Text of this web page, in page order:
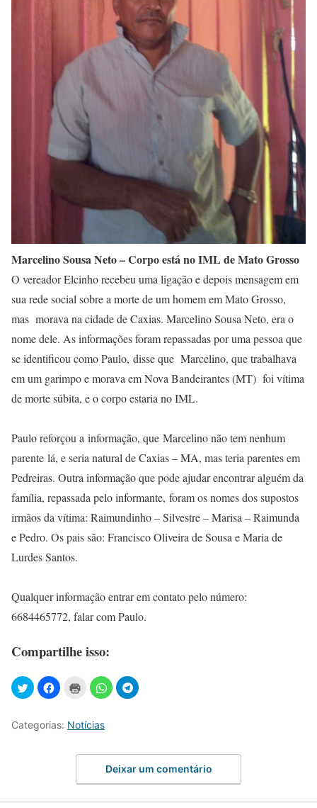
Marcelino Sousa Neto – Corpo está no IML de Mato Grosso
O vereador Elcinho recebeu uma ligação e depois mensagem em
sua rede social sobre a morte de um homem em Mato Grosso,
mas morava na cidade de Caxias. Marcelino Sousa Neto, era o
nome dele. As informações foram repassadas por uma pessoa que
se identificou como Paulo, disse que Marcelino, que trabalhava
em um garimpo e morava em Nova Bandeirantes (MT) foi vítima
de morte súbita, e o corpo estaria no IML.
Paulo reforçou a informação, que Marcelino não tem nenhum
parente lá, e seria natural de Caxias – MA, mas teria parentes em
Pedreiras. Outra informação que pode ajudar encontrar alguém da
família, repassada pelo informante, foram os nomes dos supostos
irmãos da vítima: Raimundinho – Silvestre – Marisa – Raimunda
e Pedro. Os pais são: Francisco Oliveira de Sousa e Maria de
Lurdes Santos.
Qualquer informação entrar em contato pelo número:
6684465772, falar com Paulo.
Compartilhe isso:
Categorias: Notícias
Deixar um comentário